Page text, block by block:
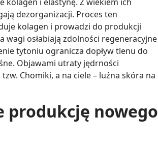
dezorganizacji. Proces ten
kolagen i prowadzi do produkcji
wagi osłabiają zdolności regeneracyjne
tytoniu ogranicza dopływ tlenu do
Objawami utraty jędrności
Chomiki, a na ciele – luźna skóra na
produkcję nowego